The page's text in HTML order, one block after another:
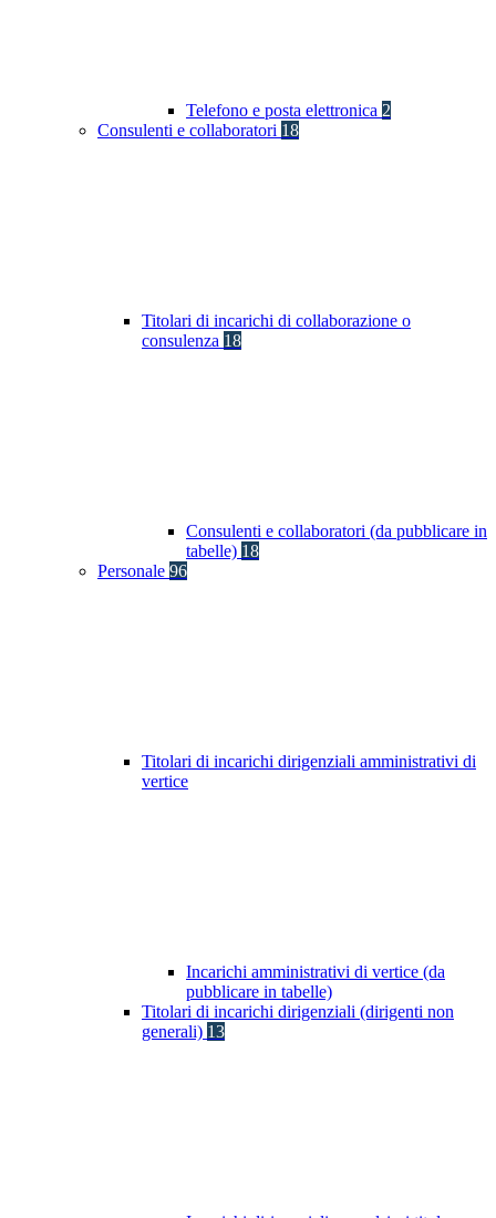
Telefono e posta elettronica 2
Consulenti e collaboratori 18
Titolari di incarichi di collaborazione o
consulenza 18
Consulenti e collaboratori (da pubblicare in
tabelle) 18
Personale 96
Titolari di incarichi dirigenziali amministrativi di
vertice
Incarichi amministrativi di vertice (da
pubblicare in tabelle)
Titolari di incarichi dirigenziali (dirigenti non
generali) 13